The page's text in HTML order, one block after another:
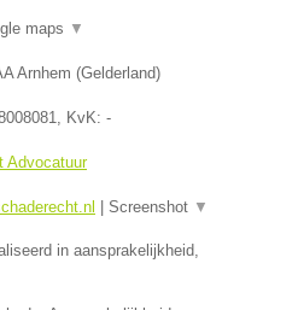
maps ▼
Arnhem (Gelderland)
, KvK: -
Advocatuur
Screenshot ▼
in aansprakelijkheid,